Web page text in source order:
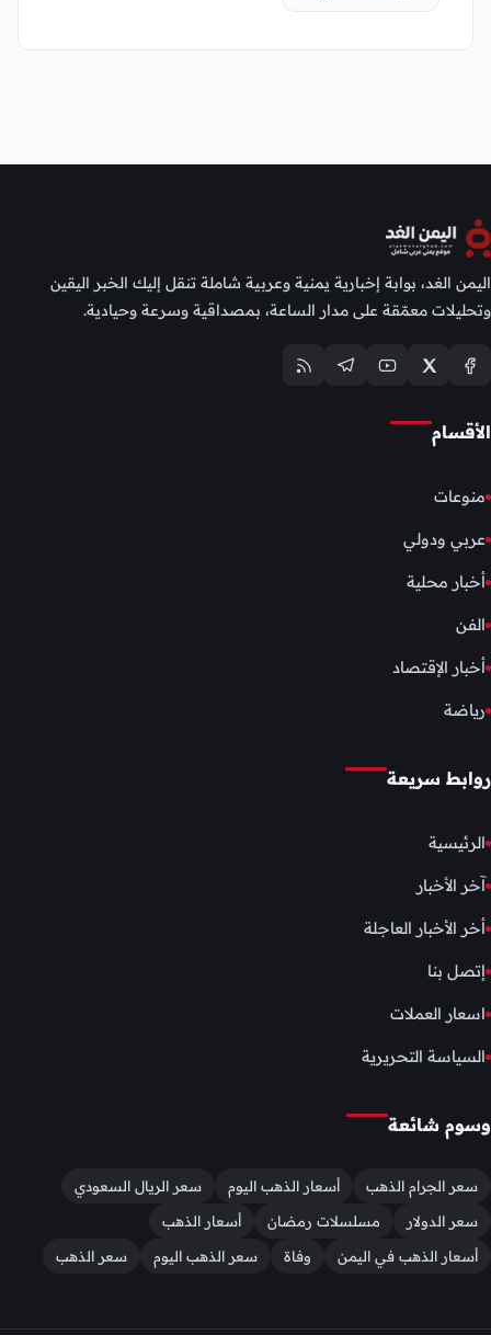
اليمن الغد، بوابة إخبارية يمنية وعربية شاملة تنقل إليك الخبر اليقين
وتحليلات معمّقة على مدار الساعة، بمصداقية وسرعة وحيادية.
الأقسام
منوعات
عربي ودولي
أخبار محلية
الفن
أخبار الإقتصاد
رياضة
روابط سريعة
الرئيسية
آخر الأخبار
أخر الأخبار العاجلة
إتصل بنا
اسعار العملات
السياسة التحريرية
وسوم شائعة
سعر الجرام الذهب أسعار الذهب اليوم
سعر الريال السعودي
سعر الدولار
مسلسلات رمضان
أسعار الذهب
أسعار الذهب في اليمن
وفاة سعر الذهب اليوم سعر الذهب